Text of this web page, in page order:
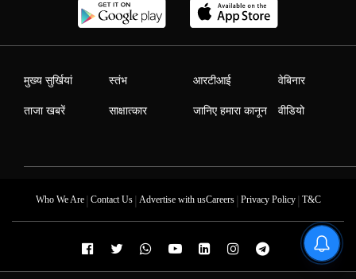
मुख्य सुर्खियां
ताजा खबरें
स्तंभ
साक्षात्कार
आरटीआई
जानिए हमारा कानून
वेबिनार
वीडियो
Who We Are| Contact Us| Advertise with usCareers| Privacy Policy| T&C